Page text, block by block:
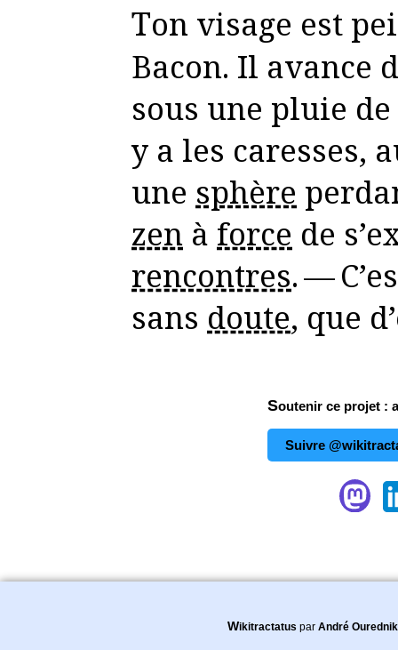
Ton visage est peint par Francis
Bacon. Il avance
sous une pluie
y a les caresses,
une sphère
zen à force de
rencontres. —
sans doute, que
Soutenir ce projet :
Suivre
Wikitractatus par André Ourednik